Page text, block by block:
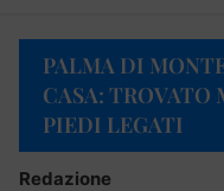
PALMA DI
CASA: TROVATO
PIEDI LEGATI
Redazione